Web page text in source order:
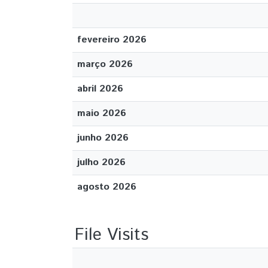
fevereiro 2026
março 2026
abril 2026
maio 2026
junho 2026
julho 2026
agosto 2026
File Visits